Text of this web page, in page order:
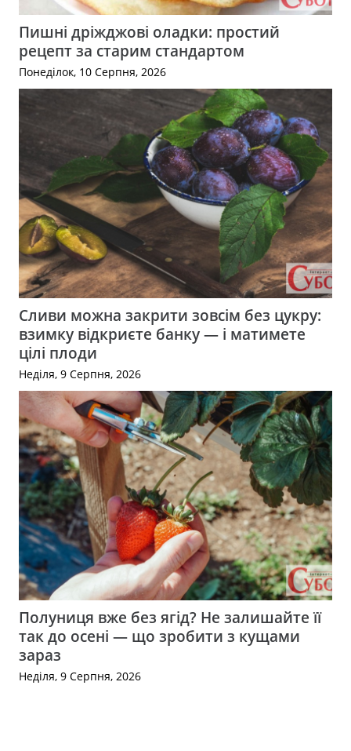
Пишні дріжджові оладки: простий
рецепт за старим стандартом
Понеділок, 10 Серпня, 2026
Сливи можна закрити зовсім без цукру:
взимку відкриєте банку — і матимете
цілі плоди
Неділя, 9 Серпня, 2026
Полуниця вже без ягід? Не залишайте її
так до осені — що зробити з кущами
зараз
Неділя, 9 Серпня, 2026